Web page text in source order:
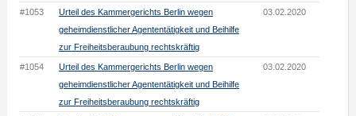
#1053
Urteil des Kammergerichts Berlin wegen
geheimdienstlicher Agententätigkeit und Beihilfe
zur Freiheitsberaubung rechtskräftig
03.02.2020
#1054
Urteil des Kammergerichts Berlin wegen
geheimdienstlicher Agententätigkeit und Beihilfe
zur Freiheitsberaubung rechtskräftig
03.02.2020